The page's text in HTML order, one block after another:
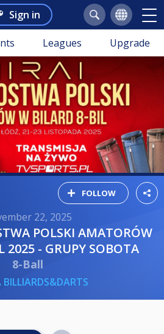
Sign in
Leagues Upgrade
FOLLOW
22, 2025
2025 - GRUPY SOBOTA
8-Ball
BILLIARDS&DARTS